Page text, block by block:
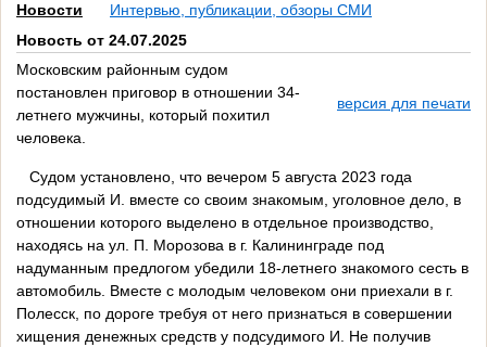
Новости
Интервью, публикации, обзоры СМИ
Новость от 24.07.2025
Московским районным судом
постановлен приговор в отношении 34-
летнего мужчины, который похитил
человека.
версия для печати
Судом установлено, что вечером 5 августа 2023 года
подсудимый И. вместе со своим знакомым, уголовное дело, в
отношении которого выделено в отдельное производство,
находясь на ул. П. Морозова в г. Калининграде под
надуманным предлогом убедили 18-летнего знакомого сесть в
автомобиль. Вместе с молодым человеком они приехали в г.
Полесск, по дороге требуя от него признаться в совершении
хищения денежных средств у подсудимого И. Не получив